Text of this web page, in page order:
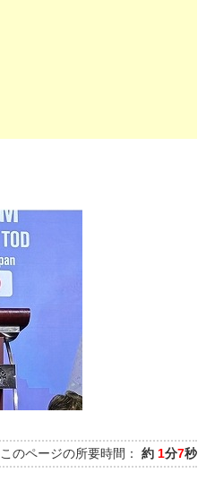
このページの所要時間： 約 1分7秒